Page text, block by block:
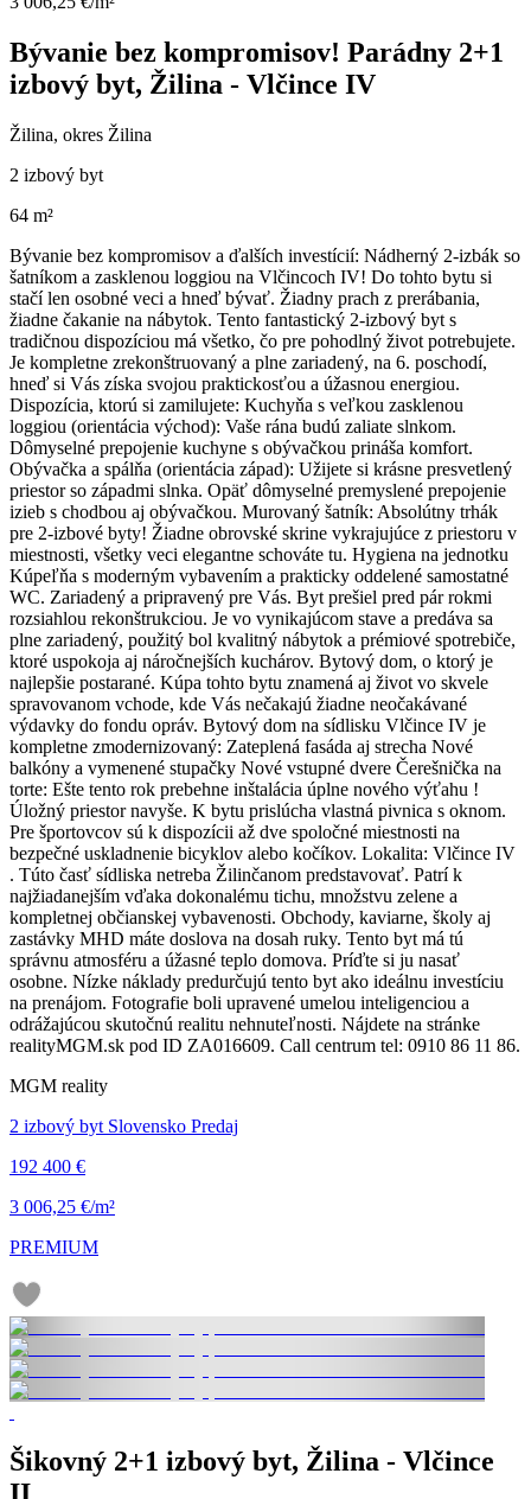
Bývanie bez kompromisov! Parádny 2+1
izbový byt, Žilina - Vlčince IV
Žilina, okres Žilina
2 izbový byt
64 m²
Bývanie bez kompromisov a ďalších investícií: Nádherný 2-izbák so
šatníkom a zasklenou loggiou na Vlčincoch IV! Do tohto bytu si
stačí len osobné veci a hneď bývať. Žiadny prach z prerábania,
žiadne čakanie na nábytok. Tento fantastický 2-izbový byt s
tradičnou dispozíciou má všetko, čo pre pohodlný život potrebujete.
Je kompletne zrekonštruovaný a plne zariadený, na 6. poschodí,
hneď si Vás získa svojou praktickosťou a úžasnou energiou.
Dispozícia, ktorú si zamilujete: Kuchyňa s veľkou zasklenou
loggiou (orientácia východ): Vaše rána budú zaliate slnkom.
Dômyselné prepojenie kuchyne s obývačkou prináša komfort.
Obývačka a spálňa (orientácia západ): Užijete si krásne presvetlený
priestor so západmi slnka. Opäť dômyselné premyslené prepojenie
izieb s chodbou aj obývačkou. Murovaný šatník: Absolútny trhák
pre 2-izbové byty! Žiadne obrovské skrine vykrajujúce z priestoru v
miestnosti, všetky veci elegantne schováte tu. Hygiena na jednotku
Kúpeľňa s moderným vybavením a prakticky oddelené samostatné
WC. Zariadený a pripravený pre Vás. Byt prešiel pred pár rokmi
rozsiahlou rekonštrukciou. Je vo vynikajúcom stave a predáva sa
plne zariadený, použitý bol kvalitný nábytok a prémiové spotrebiče,
ktoré uspokoja aj náročnejších kuchárov. Bytový dom, o ktorý je
najlepšie postarané. Kúpa tohto bytu znamená aj život vo skvele
spravovanom vchode, kde Vás nečakajú žiadne neočakávané
výdavky do fondu opráv. Bytový dom na sídlisku Vlčince IV je
kompletne zmodernizovaný: Zateplená fasáda aj strecha Nové
balkóny a vymenené stupačky Nové vstupné dvere Čerešnička na
torte: Ešte tento rok prebehne inštalácia úplne nového výťahu !
Úložný priestor navyše. K bytu prislúcha vlastná pivnica s oknom.
Pre športovcov sú k dispozícii až dve spoločné miestnosti na
bezpečné uskladnenie bicyklov alebo kočíkov. Lokalita: Vlčince IV
. Túto časť sídliska netreba Žilinčanom predstavovať. Patrí k
najžiadanejším vďaka dokonalému tichu, množstvu zelene a
kompletnej občianskej vybavenosti. Obchody, kaviarne, školy aj
zastávky MHD máte doslova na dosah ruky. Tento byt má tú
správnu atmosféru a úžasné teplo domova. Príďte si ju nasať
osobne. Nízke náklady predurčujú tento byt ako ideálnu investíciu
na prenájom. Fotografie boli upravené umelou inteligenciou a
odrážajúcou skutočnú realitu nehnuteľnosti. Nájdete na stránke
realityMGM.sk pod ID ZA016609. Call centrum tel: 0910 86 11 86.
MGM reality
2 izbový byt Slovensko Predaj
192 400 €
3 006,25 €/m²
PREMIUM
Šikovný 2+1 izbový byt, Žilina - Vlčince